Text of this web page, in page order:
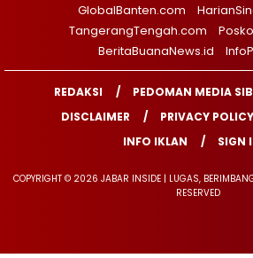
GlobalBanten.com
TangerangTengah.com
BeritaBuanaNews.id
REDAKSI PEDOMAN MEDIA
DISCLAIMER
PRIVACY POLICY
INFO IKLAN
SIGN
COPYRIGHT © 2026 JABAR INSIDE | LUGAS,
RESERVED